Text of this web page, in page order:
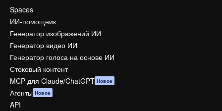
Spaces
ИИ-помощник
Генератор изображений ИИ
Генератор видео ИИ
Генератор голоса на основе ИИ
Стоковый контент
MCP для Claude/ChatGPT Новое
Агенты Новое
API